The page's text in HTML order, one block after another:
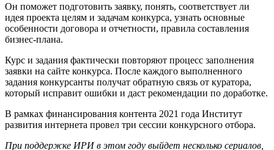
Он поможет подготовить заявку, понять, соответствует ли
идея проекта целям и задачам конкурса, узнать основные
особенности договора и отчетности, правила составления
бизнес-плана.
Курс и задания фактически повторяют процесс заполнения
заявки на сайте конкурса. После каждого выполненного
задания конкурсанты получат обратную связь от куратора,
который исправит ошибки и даст рекомендации по доработке.
В рамках финансирования контента 2021 года Институт
развития интернета провел три сессии конкурсного отбора.
При поддержке ИРИ в этом году выйдет несколько сериалов,